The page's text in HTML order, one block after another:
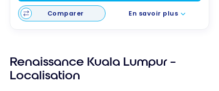
Comparer En savoir plus
Renaissance Kuala Lumpur –
Localisation